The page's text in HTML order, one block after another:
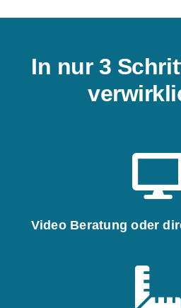
In nur 3
Video Beratung oder